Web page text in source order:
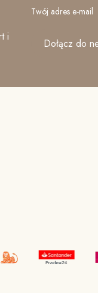
i
Twój adres e-mail
Dołącz do